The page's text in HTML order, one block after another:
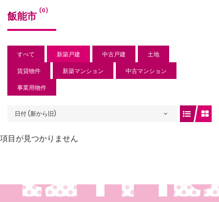
飯能市 (0)
すべて 新築戸建 中古戸建
土地
賃貸物件
新築マンション
中古マンション
事業用物件
日付 (新から旧)
項目が見つかりません
top-
top-